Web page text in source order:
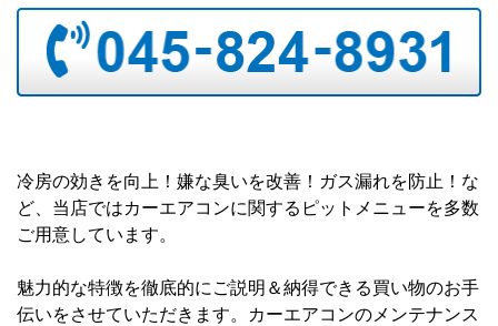
冷房の効きを向上！嫌な臭いを改善！ガス漏れを防止！な
ど、当店ではカーエアコンに関するピットメニューを多数
ご用意しています。
魅力的な特徴を徹底的にご説明＆納得できる買い物のお手
伝いをさせていただきます。カーエアコンのメンテナンス